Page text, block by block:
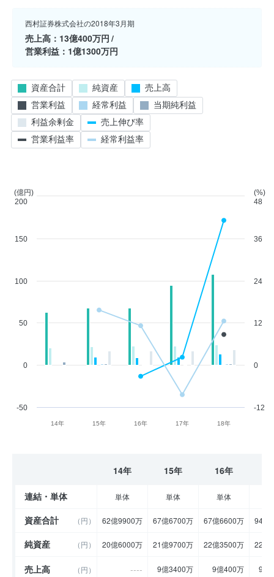
西村証券株式会社の2018年3月期
売上高
13億400万円
営業利益
1億1300万円
14年 15年 16年 17年 18年
-50
0
50
100
150
(億円)
200
-12
0
12
24
36
(%)
48
資産合計 純資産
売上高
営業利益
経常利益
当期純利益
利益余剰金
売上伸び率
営業利益率
経常利益率
14年 15年 16年
連結・単体 単体 単体 単体
資産合計 （円） 62億9900万 67億6700万 67億6600万 94億
純資産 （円） 20億6000万 21億9700万 22億3500万 22億
売上高 （円） ---- 9億3400万 9億400万 9億